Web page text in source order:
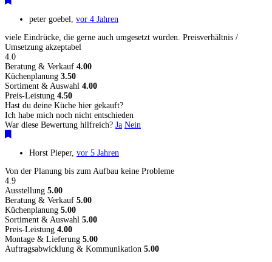
peter goebel, vor 4 Jahren
viele Eindrücke, die gerne auch umgesetzt wurden. Preisverhältnis /
Umsetzung akzeptabel
4.0
Beratung & Verkauf 4.00
Küchenplanung 3.50
Sortiment & Auswahl 4.00
Preis-Leistung 4.50
Hast du deine Küche hier gekauft?
Ich habe mich noch nicht entschieden
War diese Bewertung hilfreich? Ja Nein
Horst Pieper, vor 5 Jahren
Von der Planung bis zum Aufbau keine Probleme
4.9
Ausstellung 5.00
Beratung & Verkauf 5.00
Küchenplanung 5.00
Sortiment & Auswahl 5.00
Preis-Leistung 4.00
Montage & Lieferung 5.00
Auftragsabwicklung & Kommunikation 5.00